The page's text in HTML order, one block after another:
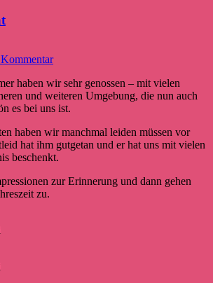
haben wir sehr genossen – mit vielen
und weiteren Umgebung, die nun auch
es bei uns ist.
haben wir manchmal leiden müssen vor
hat ihm gutgetan und er hat uns mit vielen
beschenkt.
zur Erinnerung und dann gehen
zu.